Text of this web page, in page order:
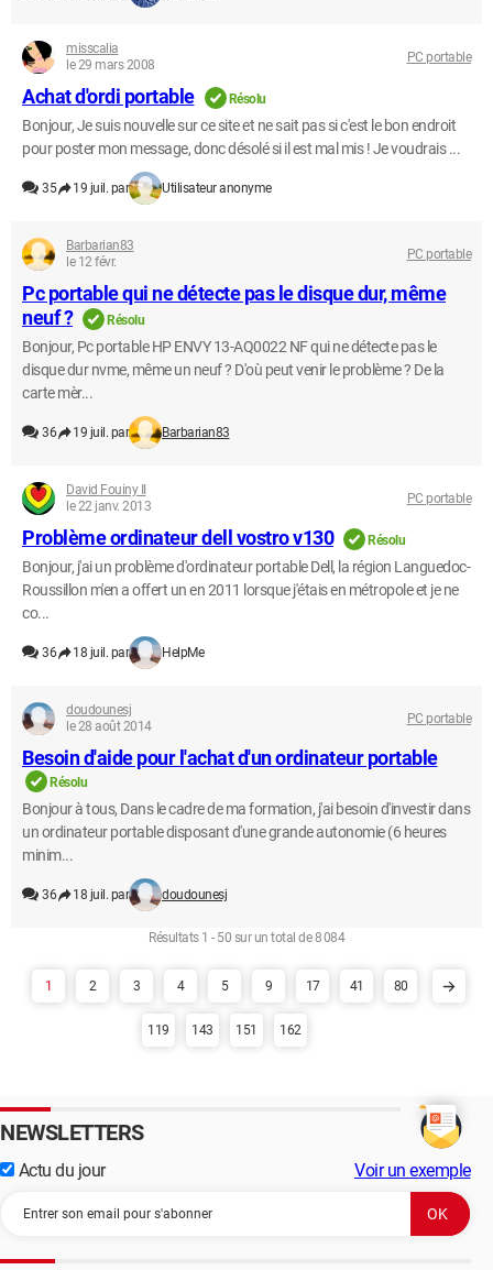
misscalia
le 29 mars 2008
PC portable
Achat d'ordi portable Résolu
Bonjour, Je suis nouvelle sur ce site et ne sait pas si c'est le bon endroit
pour poster mon message, donc désolé si il est mal mis ! Je voudrais ...
35 19 juil. par Utilisateur anonyme
Barbarian83
le 12 févr.
PC portable
Pc portable qui ne détecte pas le disque dur, même
neuf ?
Résolu
Bonjour, Pc portable HP ENVY 13-AQ0022 NF qui ne détecte pas le
disque dur nvme, même un neuf ? D'où peut venir le problème ? De la
carte mèr...
36 19 juil. par Barbarian83
David Fouiny II
le 22 janv. 2013
PC portable
Problème ordinateur dell vostro v130 Résolu
Bonjour, j'ai un problème d'ordinateur portable Dell, la région Languedoc-
Roussillon m'en a offert un en 2011 lorsque j'étais en métropole et je ne
co...
36 18 juil. par HelpMe
doudounesj
le 28 août 2014
PC portable
Besoin d'aide pour l'achat d'un ordinateur portable
Résolu
Bonjour à tous, Dans le cadre de ma formation, j'ai besoin d'investir dans
un ordinateur portable disposant d'une grande autonomie (6 heures
minim...
36 18 juil. par doudounesj
Résultats 1 - 50 sur un total de 8 084
1 2 3 4 5 9 17 41 80
119 143 151 162
NEWSLETTERS
Actu du jour Voir un exemple